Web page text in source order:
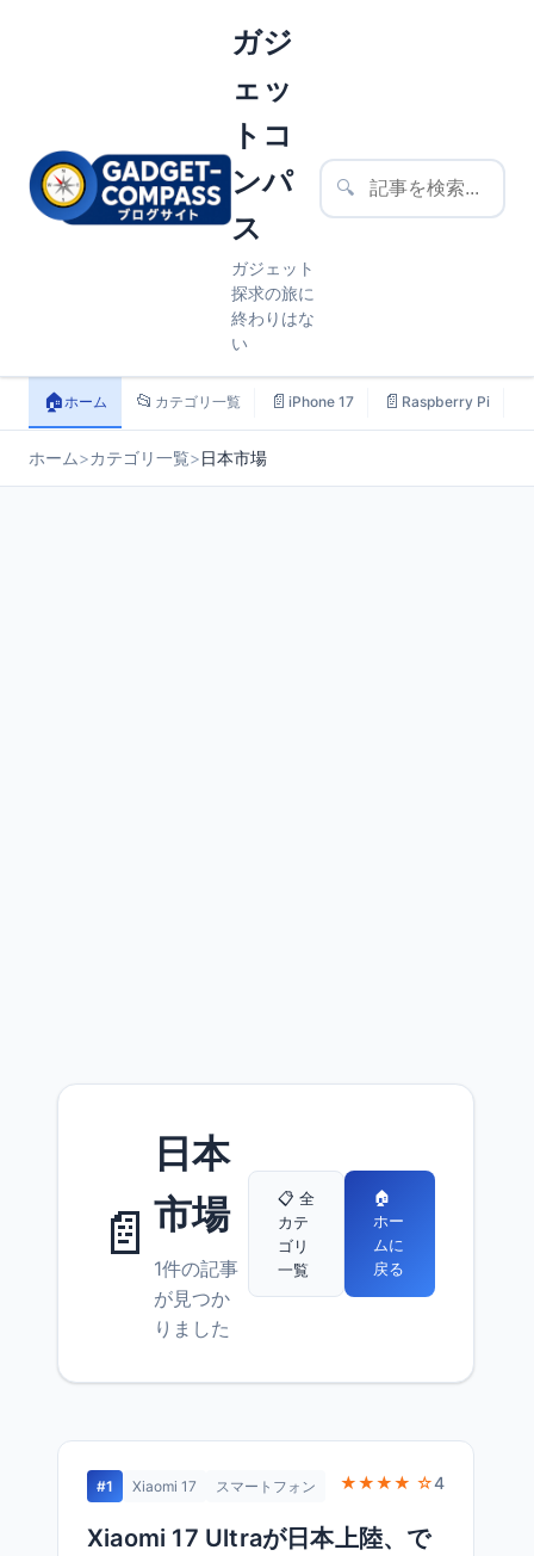
ガジ
ェッ
トコ
ンパ
ス
ガジェット
探求の旅に
終わりはな
い
🔍
🏠ホーム 📂 カテゴリ一覧 📄 iPhone 17 📄 Raspberry Pi
ホーム>カテゴリ一覧>日本市場
📄
日本
市場
1件の記事
が見つか
りました
📋 全
カテ
ゴリ
一覧
🏠
ホー
ムに
戻る
#1 Xiaomi 17 スマートフォン ★★★★ ☆4
Xiaomi 17 Ultraが日本上陸、で